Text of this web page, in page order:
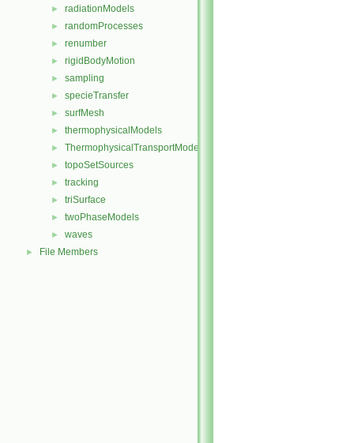
► radiationModels
► randomProcesses
► renumber
► rigidBodyMotion
► sampling
► specieTransfer
► surfMesh
► thermophysicalModels
► ThermophysicalTransportModels
► topoSetSources
► tracking
► triSurface
► twoPhaseModels
► waves
► File Members